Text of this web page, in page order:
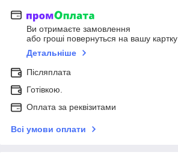
Ви отримаєте замовлення
або гроші повернуться на вашу картку
Детальніше
Післяплата
Готівкою.
Оплата за реквізитами
Всі умови оплати